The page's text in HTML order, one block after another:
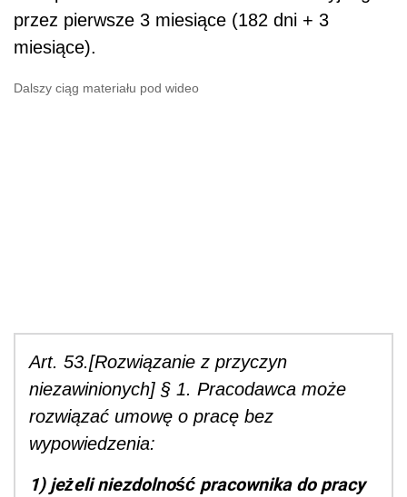
przez pierwsze 3 miesiące (182 dni + 3
miesiące).
Dalszy ciąg materiału pod wideo
Art. 53.[Rozwiązanie z przyczyn
niezawinionych] § 1. Pracodawca może
rozwiązać umowę o pracę bez
wypowiedzenia:
1) jeżeli niezdolność pracownika do pracy